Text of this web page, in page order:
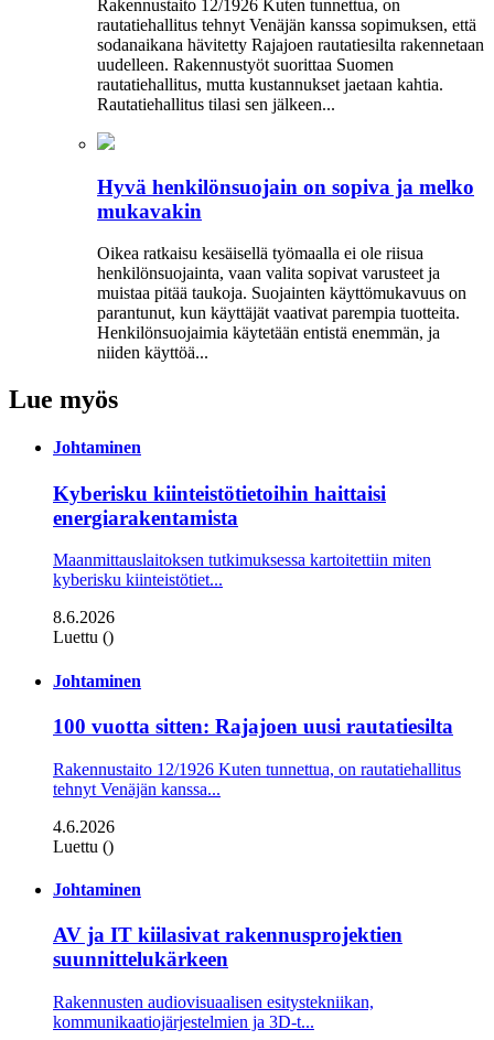
Rakennustaito 12/1926 Kuten tunnettua, on
rautatiehallitus tehnyt Venäjän kanssa sopimuksen, että
sodanaikana hävitetty Rajajoen rautatiesilta rakennetaan
uudelleen. Rakennustyöt suorittaa Suomen
rautatiehallitus, mutta kustannukset jaetaan kahtia.
Rautatiehallitus tilasi sen jälkeen...
Hyvä henkilönsuojain on sopiva ja melko
mukavakin
Oikea ratkaisu kesäisellä työmaalla ei ole riisua
henkilönsuojainta, vaan valita sopivat varusteet ja
muistaa pitää taukoja. Suojainten käyttömukavuus on
parantunut, kun käyttäjät vaativat parempia tuotteita.
Henkilönsuojaimia käytetään entistä enemmän, ja
niiden käyttöä...
Lue myös
Johtaminen
Kyberisku kiinteistötietoihin haittaisi
energiarakentamista
Maanmittauslaitoksen tutkimuksessa kartoitettiin miten
kyberisku kiinteistö­tiet...
8.6.2026
Luettu ()
Johtaminen
100 vuotta sitten: Rajajoen uusi rautatiesilta
Rakennustaito 12/1926 Kuten tunnettua, on rautatiehallitus
tehnyt Venäjän kanssa...
4.6.2026
Luettu ()
Johtaminen
AV ja IT kiilasivat rakennusprojektien
suunnittelukärkeen
Rakennusten audiovisuaalisen esitystekniikan,
kommunikaatiojärjestelmien ja 3D-t...